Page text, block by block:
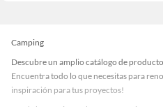
Camping
Descubre un amplio catálogo de
Encuentra todo lo que necesitas para
inspiración para tus proyectos!